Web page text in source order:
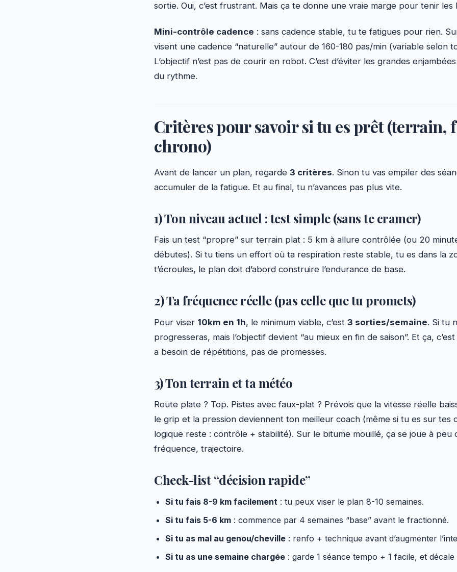
sortie. Oui, c’est frustrant. Mais ça te donne une vraie marge pour tenir les
Mini-contrôle cadence : sans cadence stable, tu te fatigues pour rien.
visent une cadence “naturelle” autour de 160-180 pas/min (variable selon
L’objectif n’est pas de courir en robot. C’est d’éviter les grandes
du rythme.
Critères pour savoir si tu es prêt (terrain,
chrono)
Avant de lancer un plan, regarde 3 critères. Sinon tu vas empiler des
accumuler de la fatigue. Et au final, tu n’avances pas plus vite.
1) Ton niveau actuel : test simple (sans te cramer)
Fais un test “propre” sur terrain plat : 5 km à allure contrôlée (ou 20
débutes). Si tu tiens un effort où ta respiration reste stable, tu es dans la
t’écroules, le plan doit d’abord construire l’endurance de base.
2) Ta fréquence réelle (pas celle que tu promets)
Pour viser 10km en 1h, le minimum viable, c’est 3 sorties/semaine. Si tu
progresseras, mais l’objectif devient “au mieux en fin de saison”. Et ça,
a besoin de répétitions, pas de promesses.
3) Ton terrain et ta météo
Route plate ? Top. Pistes avec faux-plat ? Prévois que la vitesse réelle
le grip et la pression deviennent ton meilleur coach (même si tu es sur tes
logique reste : contrôle + stabilité). Sur le bitume mouillé, ça se joue à peu
fréquence, trajectoire.
Check-list “décision rapide”
Si tu fais 8-9 km facilement : tu peux viser le plan 8-10 semaines.
Si tu fais 5-6 km: commence par 4 semaines “base” avant le fractionné.
Si tu as mal au genou/cheville: renfo + technique avant d’augmenter
Si tu as une semaine chargée: garde 1 séance tempo + 1 facile, et